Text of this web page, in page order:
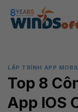
content
LẬP TRÌNH APP
Top 8
App IOS